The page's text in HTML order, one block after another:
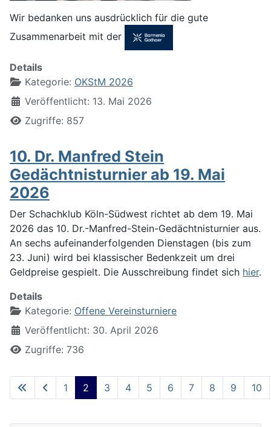
Wir bedanken uns ausdrücklich für die gute
Zusammenarbeit mit der
Details
Kategorie: OKStM 2026
Veröffentlicht: 13. Mai 2026
Zugriffe: 857
10. Dr. Manfred Stein
Gedächtnisturnier ab 19. Mai
2026
Der Schachklub Köln-Südwest richtet ab dem 19. Mai
2026 das 10. Dr.-Manfred-Stein-Gedächtnisturnier aus.
An sechs aufeinanderfolgenden Dienstagen (bis zum
23. Juni) wird bei klassischer Bedenkzeit um drei
Geldpreise gespielt. Die Ausschreibung findet sich hier.
Details
Kategorie: Offene Vereinsturniere
Veröffentlicht: 30. April 2026
Zugriffe: 736
Seite 2 von 22
1 2 3 4 5 6 7 8 9 10